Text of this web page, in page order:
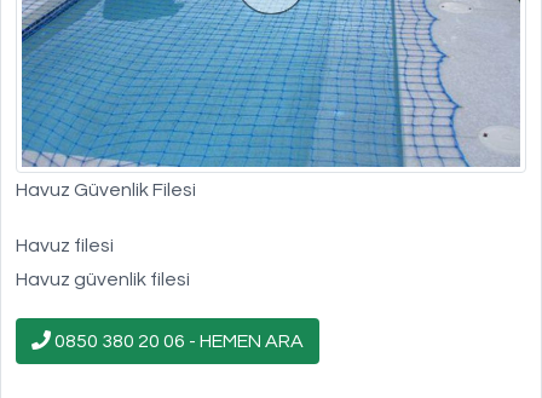
Havuz Güvenlik Filesi
Havuz filesi
Havuz güvenlik filesi
0850 380 20 06 - HEMEN ARA